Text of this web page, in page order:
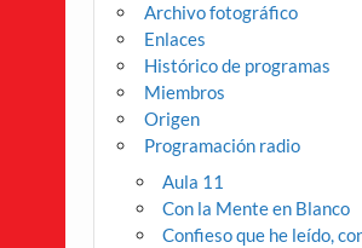
Archivo fotográfico
Enlaces
Histórico de programas
Miembros
Origen
Programación radio
Aula 11
Con la Mente en Blanco
Confieso que he leído,